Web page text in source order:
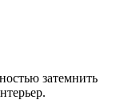
затемнить